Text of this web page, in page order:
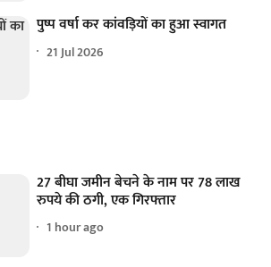
पुष्प वर्षा कर कांवड़ियों का हुआ स्वागत
21 Jul 2026
27 बीघा जमीन बेचने के नाम पर 78 लाख
रुपये की ठगी, एक गिरफ्तार
1 hour ago